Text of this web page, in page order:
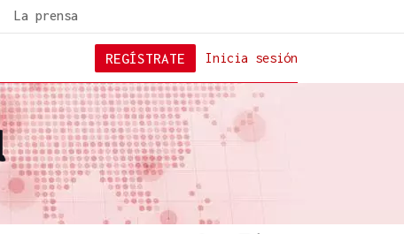
La prensa
Inicia sesión
REGÍSTRATE